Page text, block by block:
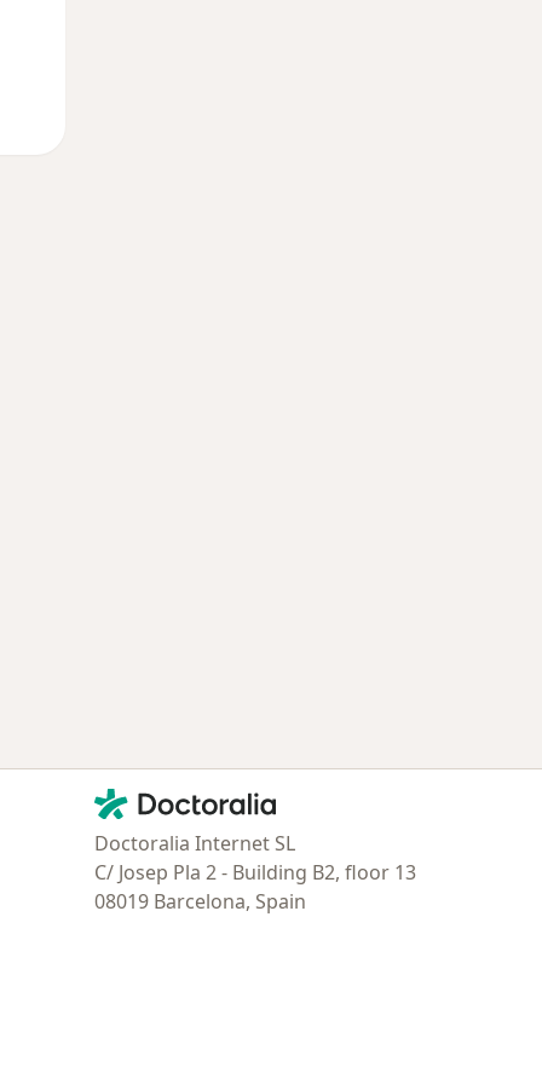
Contacto
Doctoralia - Página de inicio
Doctoralia Internet SL
C/ Josep Pla 2 - Building B2, floor 13
08019 Barcelona, Spain